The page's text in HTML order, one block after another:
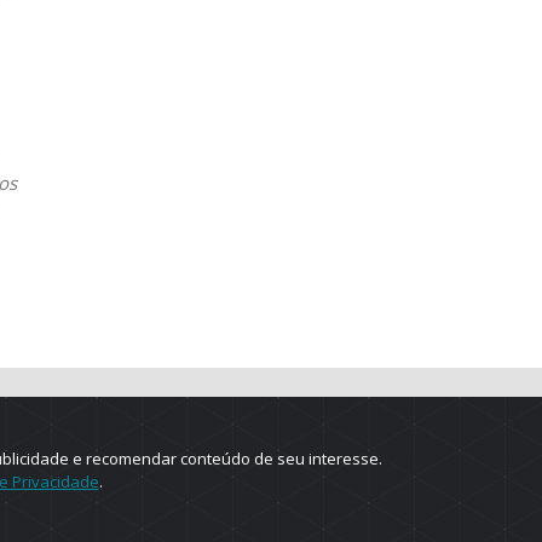
e recomendar conteúdo de seu interesse.
Privacidade.